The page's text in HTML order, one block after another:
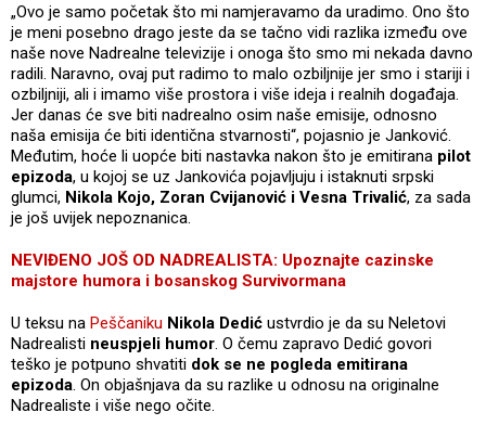
„Ovo je samo početak što mi namjeravamo da uradimo. Ono što
je meni posebno drago jeste da se tačno vidi razlika između ove
naše nove Nadrealne televizije i onoga što smo mi nekada davno
radili. Naravno, ovaj put radimo to malo ozbiljnije jer smo i stariji i
ozbiljniji, ali i imamo više prostora i više ideja i realnih događaja.
Jer danas će sve biti nadrealno osim naše emisije, odnosno
naša emisija će biti identična stvarnosti“, pojasnio je Janković.
Međutim, hoće li uopće biti nastavka nakon što je emitirana pilot
epizoda, u kojoj se uz Jankovića pojavljuju i istaknuti srpski
glumci, Nikola Kojo, Zoran Cvijanović i Vesna Trivalić, za sada
je još uvijek nepoznanica.
NEVIĐENO JOŠ OD NADREALISTA: Upoznajte cazinske
majstore humora i bosanskog Survivormana
U teksu na Peščaniku Nikola Dedić ustvrdio je da su Neletovi
Nadrealisti neuspjeli humor. O čemu zapravo Dedić govori
teško je potpuno shvatiti dok se ne pogleda emitirana
epizoda. On objašnjava da su razlike u odnosu na originalne
Nadrealiste i više nego očite.